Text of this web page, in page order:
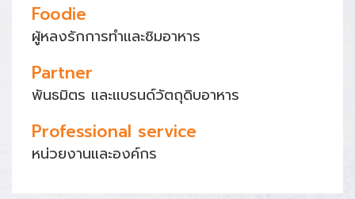
Foodie
ผู้หลงรักการทำและชิมอาหาร
Partner
พันธมิตร และแบรนด์วัตถุดิบอาหาร
Professional service
หน่วยงานและองค์กร